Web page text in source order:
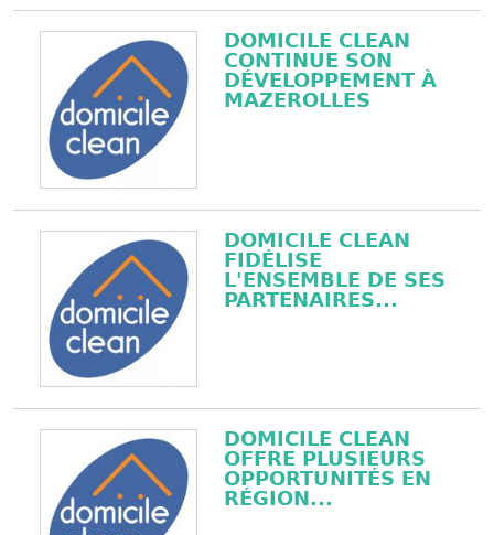
DOMICILE CLEAN
CONTINUE SON
DÉVELOPPEMENT À
MAZEROLLES
DOMICILE CLEAN
FIDÉLISE
L'ENSEMBLE DE SES
PARTENAIRES...
DOMICILE CLEAN
OFFRE PLUSIEURS
OPPORTUNITÉS EN
RÉGION...